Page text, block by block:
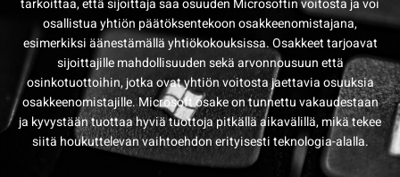
tarkoittaa, että sijoittaja saa osuuden Microsoftin voitosta ja voi
osallistua yhtiön päätöksentekoon osakkeenomistajana,
esimerkiksi äänestämällä yhtiökokouksissa. Osakkeet tarjoavat
sijoittajille mahdollisuuden sekä arvonnousuun että
osinkotuottoihin, jotka ovat yhtiön voitosta jaettavia osuuksia
osakkeenomistajille. Microsoft osake on tunnettu vakaudestaan
ja kyvystään tuottaa hyviä tuottoja pitkällä aikavälillä, mikä tekee
siitä houkuttelevan vaihtoehdon erityisesti teknologia-alalla.